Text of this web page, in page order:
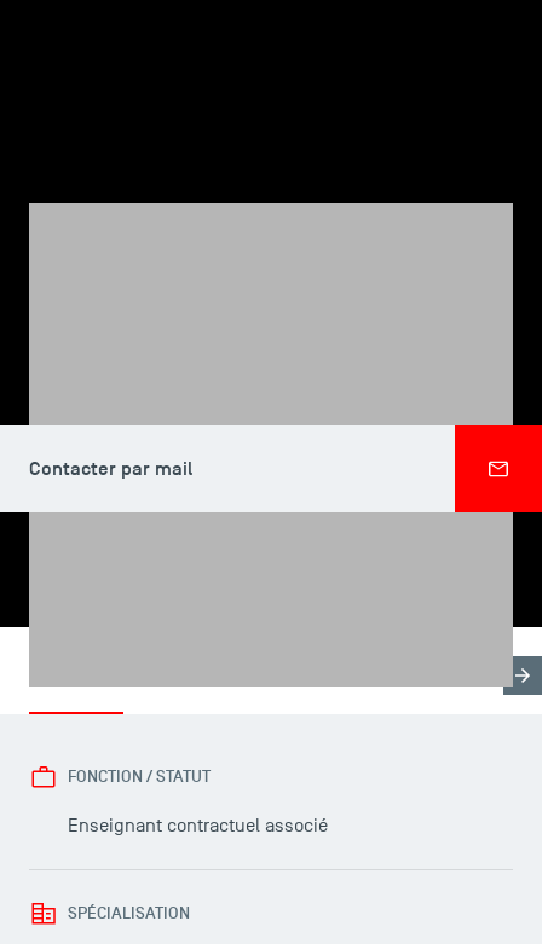
Contacter par mail
Domaines
FONCTION / STATUT
Enseignant contractuel associé
SPÉCIALISATION